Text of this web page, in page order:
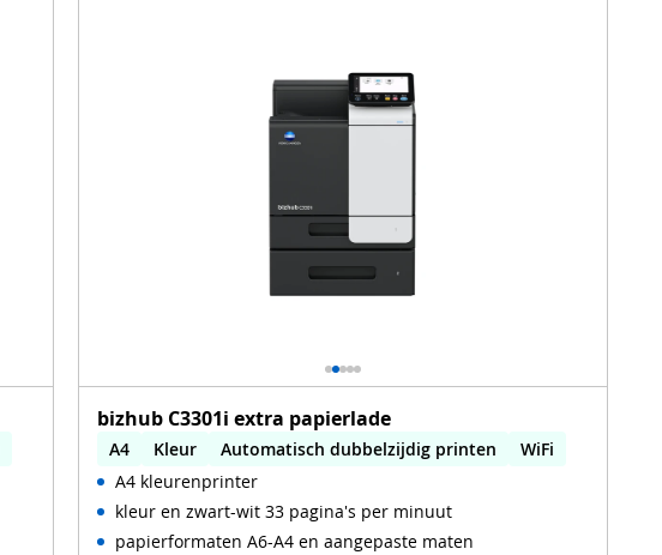
bizhub C3301i extra papierlade
A4 Kleur Automatisch dubbelzijdig printen
WiFi
A4 kleurenprinter
kleur en zwart-wit 33 pagina's per minuut
papierformaten A6-A4 en aangepaste maten